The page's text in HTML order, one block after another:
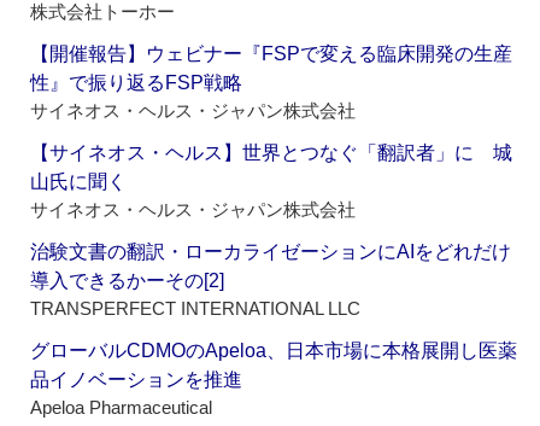
株式会社トーホー
【開催報告】ウェビナー『FSPで変える臨床開発の生産
性』で振り返るFSP戦略
サイネオス・ヘルス・ジャパン株式会社
【サイネオス・ヘルス】世界とつなぐ「翻訳者」に 城
山氏に聞く
サイネオス・ヘルス・ジャパン株式会社
治験文書の翻訳・ローカライゼーションにAIをどれだけ
導入できるかーその[2]
TRANSPERFECT INTERNATIONAL LLC
グローバルCDMOのApeloa、日本市場に本格展開し医薬
品イノベーションを推進
Apeloa Pharmaceutical